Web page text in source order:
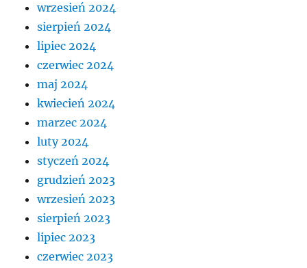
wrzesień 2024
sierpień 2024
lipiec 2024
czerwiec 2024
maj 2024
kwiecień 2024
marzec 2024
luty 2024
styczeń 2024
grudzień 2023
wrzesień 2023
sierpień 2023
lipiec 2023
czerwiec 2023